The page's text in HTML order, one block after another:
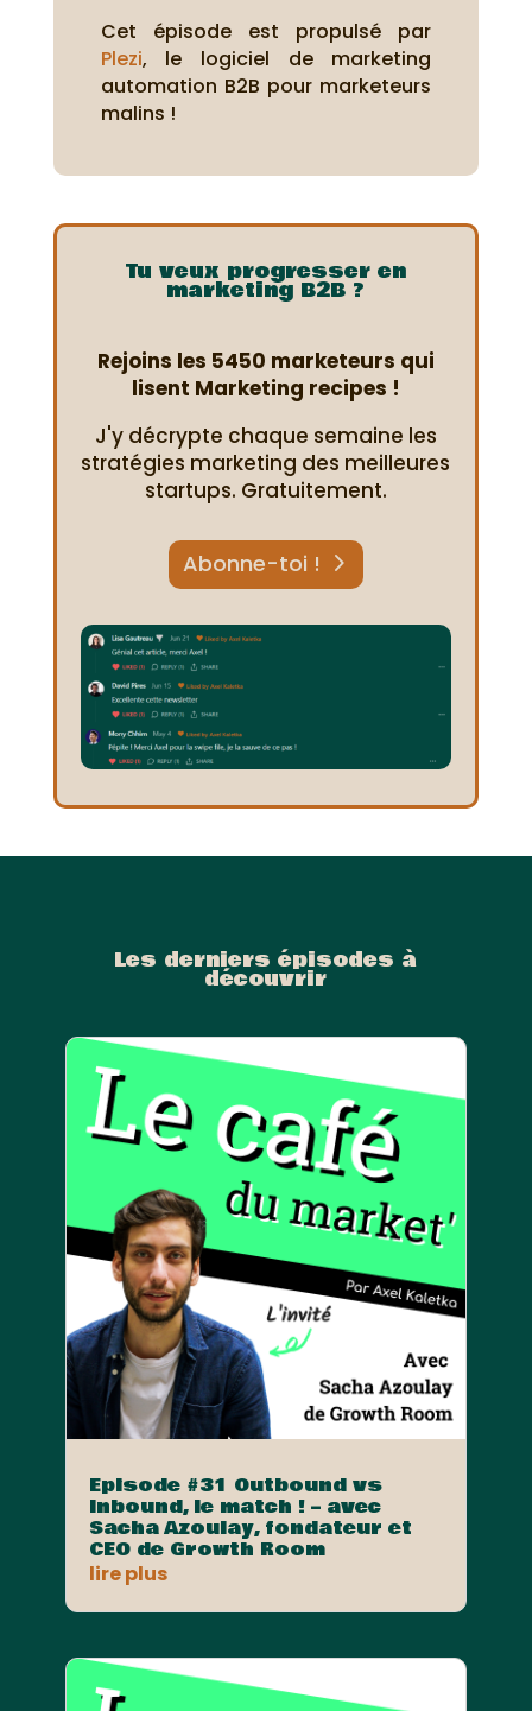
Cet épisode est propulsé par
Plezi, le logiciel de marketing
automation B2B pour marketeurs
malins !
Tu veux progresser en
marketing B2B ?
Rejoins les 5450 marketeurs qui
lisent Marketing recipes !
J'y décrypte chaque semaine les
stratégies marketing des meilleures
startups. Gratuitement.
Abonne-toi !
Les derniers épisodes à
découvrir
Episode #31 Outbound vs
Inbound, le match ! – avec
Sacha Azoulay, fondateur et
CEO de Growth Room
lire plus